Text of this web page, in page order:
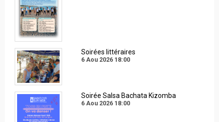
Soirées littéraires
6 Aou 2026 18:00
Soirée Salsa Bachata Kizomba
6 Aou 2026 18:00